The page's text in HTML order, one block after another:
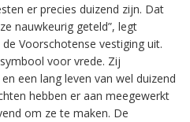
er precies duizend zijn. Dat
nauwkeurig geteld”, legt
Voorschotense vestiging uit.
voor vrede. Zij
een lang leven van wel duizend
hebben er aan meegewerkt
om ze te maken. De